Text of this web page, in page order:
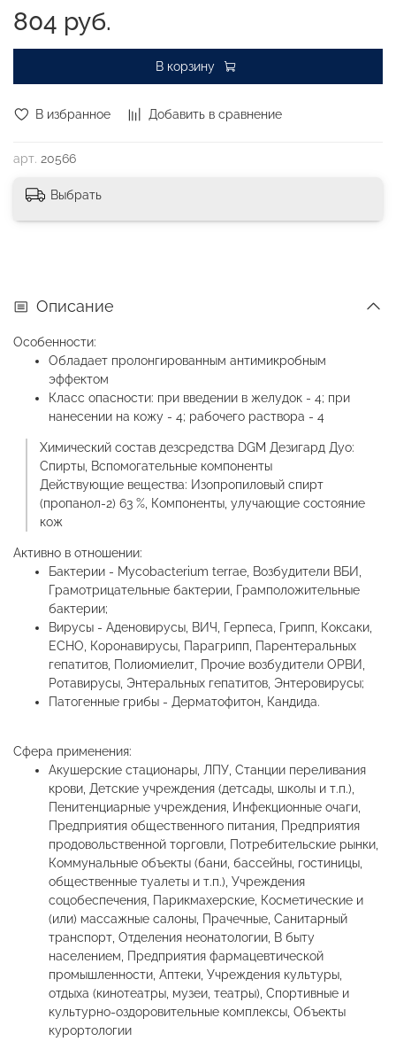
В избранное Добавить в сравнение
арт. 20566
804 руб.
В корзину
Выбрать
Описание
Особенности:
Обладает пролонгированным антимикробным
эффектом
Класс опасности: при введении в желудок - 4; при
нанесении на кожу - 4; рабочего раствора - 4
Химический состав дезсредства DGM Дезигард Дуо:
Спирты, Вспомогательные компоненты
Действующие вещества: Изопропиловый спирт
(пропанол-2) 63 %, Компоненты, улучающие состояние
кож
Активно в отношении:
Бактерии - Mycobacterium terrae, Возбудители ВБИ,
Грамотрицательные бактерии, Грамположительные
бактерии;
Вирусы - Аденовирусы, ВИЧ, Герпеса, Грипп, Коксаки,
ECHO, Коронавирусы, Парагрипп, Парентеральных
гепатитов, Полиомиелит, Прочие возбудители ОРВИ,
Ротавирусы, Энтеральных гепатитов, Энтеровирусы;
Патогенные грибы - Дерматофитон, Кандида.
Сфера применения:
Акушерские стационары, ЛПУ, Станции переливания
крови, Детские учреждения (детсады, школы и т.п.),
Пенитенциарные учреждения, Инфекционные очаги,
Предприятия общественного питания, Предприятия
продовольственной торговли, Потребительские рынки,
Коммунальные объекты (бани, бассейны, гостиницы,
общественные туалеты и т.п.), Учреждения
соцобеспечения, Парикмахерские, Косметические и
(или) массажные салоны, Прачечные, Санитарный
транспорт, Отделения неонатологии, В быту
населением, Предприятия фармацевтической
промышленности, Аптеки, Учреждения культуры,
отдыха (кинотеатры, музеи, театры), Спортивные и
культурно-оздоровительные комплексы, Объекты
курортологии